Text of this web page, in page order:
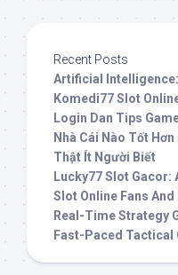
Recent Posts
Artificial
Komedi77 Slot
Login Dan Tips
Nhà Cái Nào Tốt
Thật Ít Người Biết
Lucky77 Slot
Slot Online Fans
Real-Time Strategy
Fast-Paced Tactical